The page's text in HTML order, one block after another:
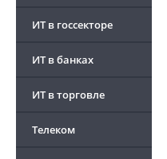
ИТ в госсекторе
ИТ в банках
ИТ в торговле
Телеком